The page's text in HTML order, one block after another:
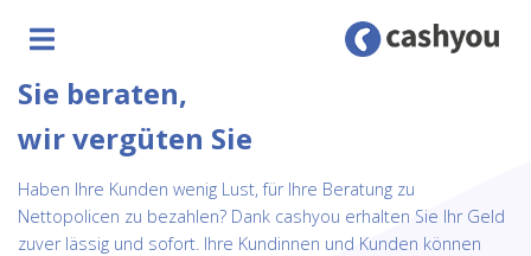
Sie beraten,
wir vergüten Sie
Haben Ihre Kunden wenig Lust, für Ihre Beratung zu
Nettopolicen zu bezahlen? Dank cashyou erhalten Sie Ihr Geld
zuver lässig und sofort. Ihre Kundinnen und Kunden können